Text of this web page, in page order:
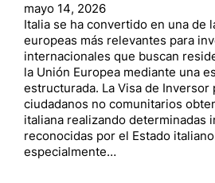
mayo 14, 2026
Italia se ha convertido en una de
europeas más relevantes para
internacionales que buscan
la Unión Europea mediante una
estructurada. La Visa de Inversor
ciudadanos no comunitarios
italiana realizando determinadas
reconocidas por el Estado
especialmente…